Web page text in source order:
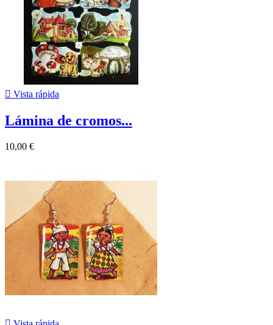
 Vista rápida
Lámina de cromos...
10,00 €